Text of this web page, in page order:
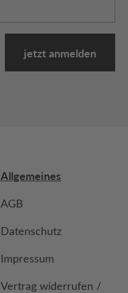
jetzt anmelden
Allgemeines
AGB
Datenschutz
Impressum
Vertrag widerrufen /